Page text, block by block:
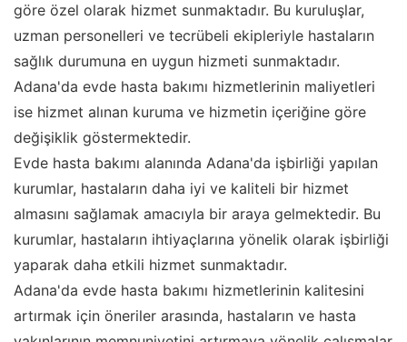
göre özel olarak hizmet sunmaktadır. Bu kuruluşlar,
uzman personelleri ve tecrübeli ekipleriyle hastaların
sağlık durumuna en uygun hizmeti sunmaktadır.
Adana'da evde hasta bakımı hizmetlerinin maliyetleri
ise hizmet alınan kuruma ve hizmetin içeriğine göre
değişiklik göstermektedir.
Evde hasta bakımı alanında Adana'da işbirliği yapılan
kurumlar, hastaların daha iyi ve kaliteli bir hizmet
almasını sağlamak amacıyla bir araya gelmektedir. Bu
kurumlar, hastaların ihtiyaçlarına yönelik olarak işbirliği
yaparak daha etkili hizmet sunmaktadır.
Adana'da evde hasta bakımı hizmetlerinin kalitesini
artırmak için öneriler arasında, hastaların ve hasta